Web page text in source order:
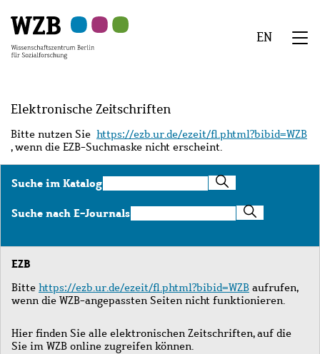
Hauptinhalt
springen
Navigation
springen
Suche
springen
Sekundärnavigation
springen
Fußzeile
springen
EN
Elektronische Zeitschriften
Bitte nutzen Sie https://ezb.ur.de/ezeit/fl.phtml?bibid=WZB
, wenn die EZB-Suchmaske nicht erscheint.
Suche im KatalogSuche
im
Katalog
Suche nach E-JournalsSuche
nach
Journals
EZB
Bitte https://ezb.ur.de/ezeit/fl.phtml?bibid=WZB aufrufen,
wenn die WZB-angepassten Seiten nicht funktionieren.
Hier finden Sie alle elektronischen Zeitschriften, auf die
Sie im WZB online zugreifen können.